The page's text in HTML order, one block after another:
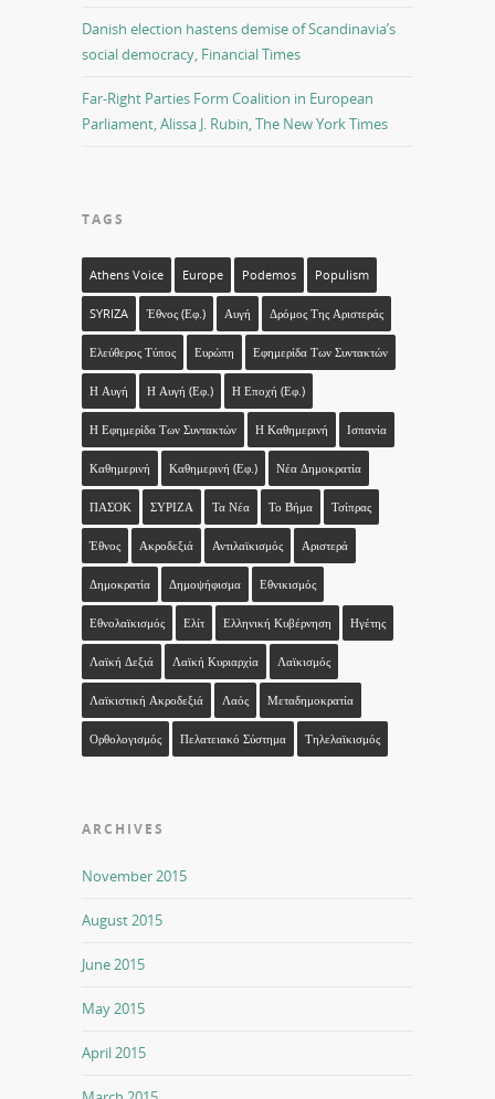
Danish election hastens demise of Scandinavia’s
social democracy, Financial Times
Far-Right Parties Form Coalition in European
Parliament, Alissa J. Rubin, The New York Times
TAGS
Athens Voice Europe Podemos Populism
SYRIZA Έθνος (εφ.) Αυγή Δρόμος Της Αριστεράς
Ελεύθερος Τύπος Ευρώπη Εφημερίδα Των Συντακτών
Η Αυγή Η Αυγή (εφ.) Η Εποχή (εφ.)
Η Εφημερίδα Των Συντακτών Η Καθημερινή Ισπανία
Καθημερινή Καθημερινή (εφ.) Νέα Δημοκρατία
ΠΑΣΟΚ ΣΥΡΙΖΑ Τα Νέα Το Βήμα Τσίπρας
Έθνος Ακροδεξιά Αντιλαϊκισμός Αριστερά
Δημοκρατία Δημοψήφισμα Εθνικισμός
Εθνολαϊκισμός Ελίτ Ελληνική Κυβέρνηση Ηγέτης
Λαϊκή Δεξιά Λαϊκή Κυριαρχία Λαϊκισμός
Λαϊκιστική Ακροδεξιά Λαός Μεταδημοκρατία
Ορθολογισμός Πελατειακό Σύστημα Τηλελαϊκισμός
ARCHIVES
November 2015
August 2015
June 2015
May 2015
April 2015